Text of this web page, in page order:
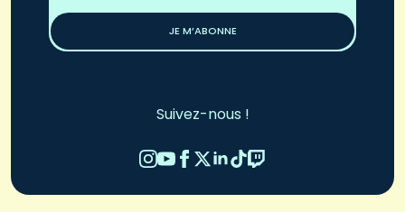
JE M’ABONNE
Suivez-nous !